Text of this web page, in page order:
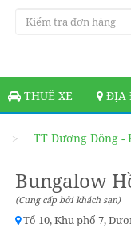
THUÊ XE ĐỊA
TT Dương Đông -
Bungalow
(Cung cấp bởi khách sạn)
Tổ 10, Khu phố 7,